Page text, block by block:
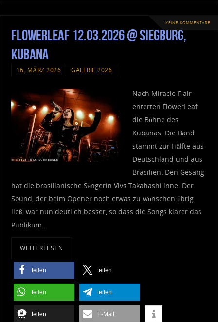
KEINE KOMMENTARE
FlowerLeaf 12.03.2026 @ Siegburg,
Kubana
16. MÄRZ 2026 GALERIE 2026
Nach Miracle Flair
enterten FlowerLeaf
die Bühne des
Kubanas. Die Band
stammt zur Hälfte aus
Deutschland und aus
Brasilien. Den Gesang
hat die brasilianische Sängerin Vivs Takahashi inne. Der
Sound, der beim Opener noch etwas zu wünschen übrig
ließ, war nun deutlich besser, so dass die Songs klarer das
Publikum…
WEITERLESEN
teilen teilen
teilen teilen
teilen E-Mail